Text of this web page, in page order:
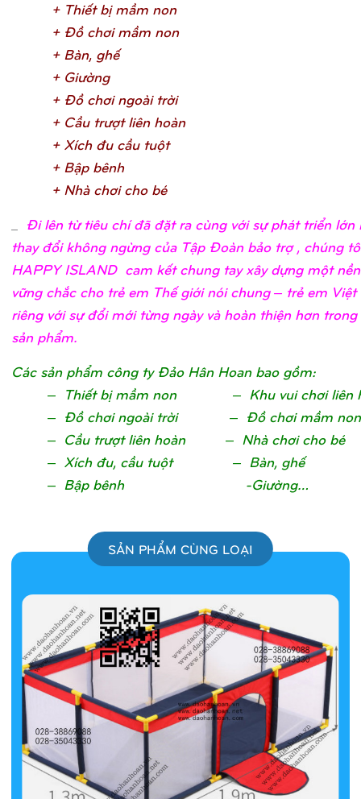
+ Thiết bịmầm non
+ Đồchơi mầm non
+ Bàn, ghế
+ Giường
+ Đồchơi ngoài trời
+ Cầu trượt liên hoàn
+ Xích đu cầu tuột
+ Bập bênh
+ Nhà chơi cho bé
Đi lên từ tiêu chí đã đặt ra cùng với sự phát triển lớn
thay đổi không ngừng của Tập Đoàn bảo trợ , chúng
HAPPY ISLAND cam kết chung tay xây dựng một
vững chắc cho trẻ em Thế giới nói chung – trẻ em
riêng với sự đổi mới từng ngày và hoàn thiện hơn
sản phẩm.
Các sản phẩm công ty Đảo Hân Hoan bao gồm:
– Thiết bị mầm non – Khu vui chơi liên
– Đồ chơi ngoài trời – Đồ chơi mầm non
– Cầu trượt liên hoàn – Nhà chơi cho bé
– Xích đu, cầu tuột – Bàn, ghế
– Bập bênh -Giường…
SẢN PHẨM CÙNG LOẠI